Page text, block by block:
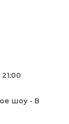
шоу - В